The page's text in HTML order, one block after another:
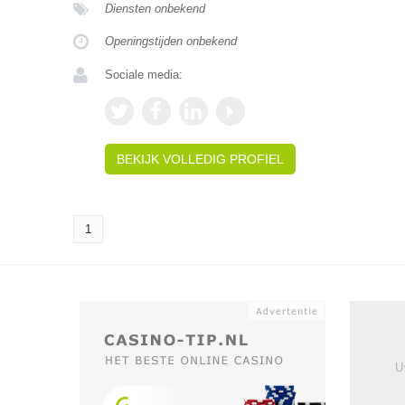
Diensten onbekend
Openingstijden onbekend
Sociale media:
BEKIJK VOLLEDIG PROFIEL
1